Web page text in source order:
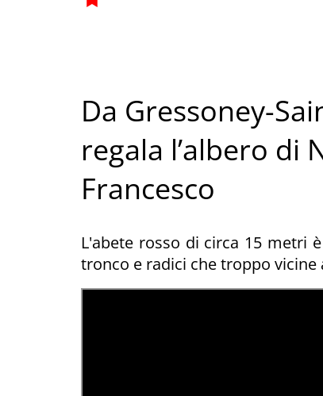
Da Gressoney-
regala l’albero di
Francesco
L'abete rosso di circa 15 metri
tronco e radici che troppo vicine